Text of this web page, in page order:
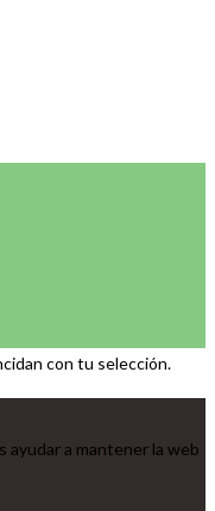
con tu selección.
ayudar a mantener la web